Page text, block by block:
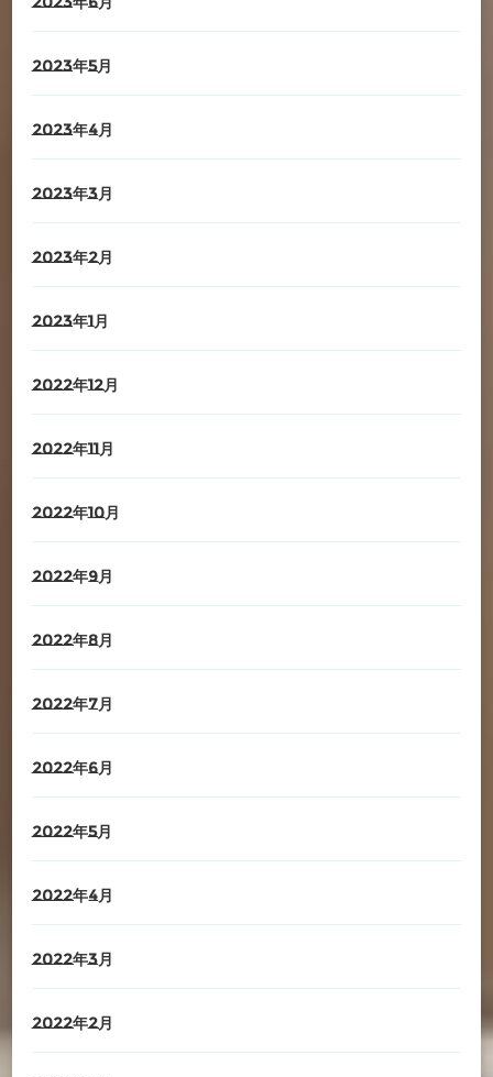
2023年5月
2023年4月
2023年3月
2023年2月
2023年1月
2022年12月
2022年11月
2022年10月
2022年9月
2022年8月
2022年7月
2022年6月
2022年5月
2022年4月
2022年3月
2022年2月